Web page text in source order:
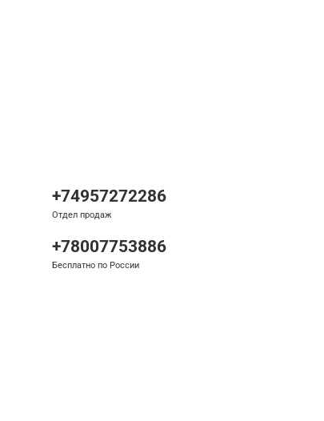
+74957272286
Отдел продаж
+78007753886
Бесплатно по России